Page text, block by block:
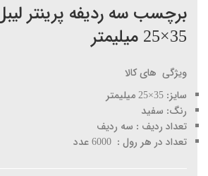
برچسب سه ردیفه پرینتر
35×25 میلیمتر
ویژگی های کالا
سایز: 35×25 میلیمتر
رنگ: سفید
تعداد ردیف : سه ردیف
تعداد در هر رول : 6000 عدد